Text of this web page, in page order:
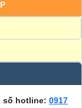
số hotline: 0917